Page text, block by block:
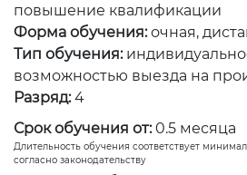
повышение квалификации
Форма обучения: очная,
Тип обучения:
возможностью выезда на
Разряд: 4
Срок обучения от: 0.5 месяца
Длительность обучения соответствует
согласно законодательству